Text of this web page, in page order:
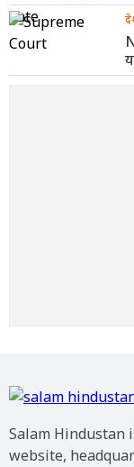
Salam Hindustan
website,